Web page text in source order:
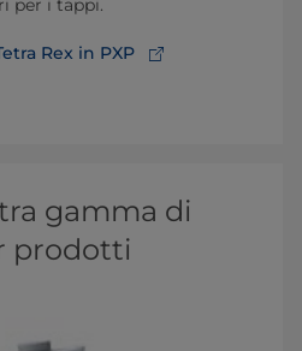
per i tappi.
Rex in PXP
gamma di
prodotti